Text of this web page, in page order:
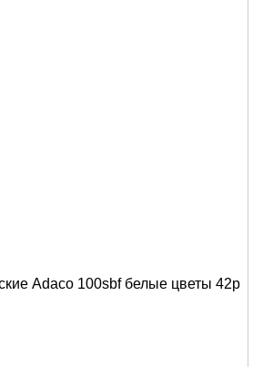
Adaco 100sbf белые цветы 42р